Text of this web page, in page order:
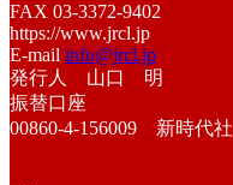
FAX 03-3372-9402
https://www.jrcl.jp
E-mail info@jrcl.jp
発行人 山口 明
振替口座
00860-4-156009 新時代社